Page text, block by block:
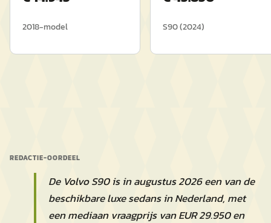
2018-model S90(2024)
REDACTIE-OORDEEL
De Volvo S90 is in augustus 2026 een van de
beschikbare luxe sedans in Nederland, met
een mediaan vraagprijs van EUR 29.950 en